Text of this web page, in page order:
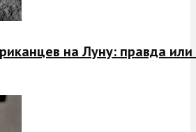
на Луну: правда